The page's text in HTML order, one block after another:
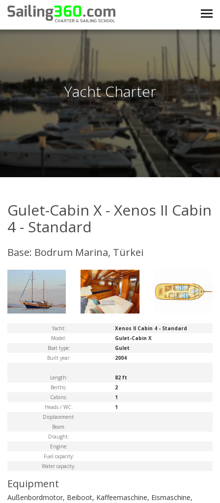
Yacht Charter
Gulet-Cabin X - Xenos II Cabin
4 - Standard
Base: Bodrum Marina, Türkei
Yacht:
Xenos II Cabin 4 - Standard
Model:
Gulet-Cabin X
Boat type:
Gulet
Built year:
2004
Length:
82 ft
Berths:
2
Cabins:
1
Heads / WC:
1
Displacement:
Beam:
Draught:
Engine:
Fuel capacity:
Water capacity:
Equipment
Außenbordmotor, Beiboot, Kaffeemaschine, Eismaschine,